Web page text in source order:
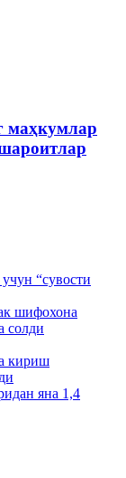
маҳкумлар
“сувости
шифохона
солди
кириш
яна 1,4